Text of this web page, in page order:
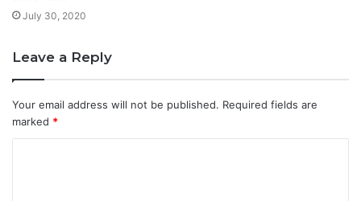
July 30, 2020
Leave a Reply
Your email address will not be published. Required fields are
marked *